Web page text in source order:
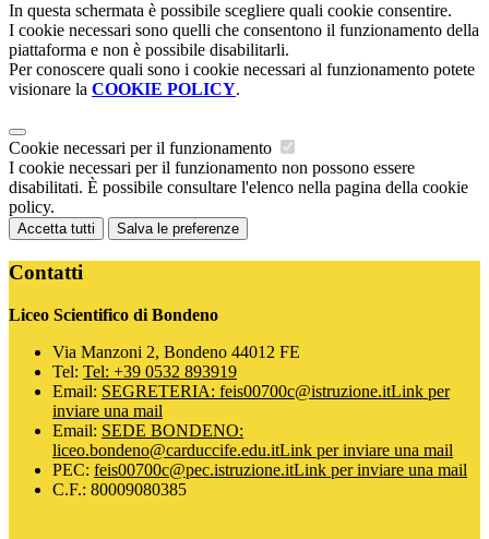
In questa schermata è possibile scegliere quali cookie consentire.
I cookie necessari sono quelli che consentono il funzionamento della
piattaforma e non è possibile disabilitarli.
Per conoscere quali sono i cookie necessari al funzionamento potete
visionare la COOKIE POLICY.
Cookie necessari per il funzionamento
I cookie necessari per il funzionamento non possono essere
disabilitati. È possibile consultare l'elenco nella pagina della cookie
policy.
Accetta tutti Salva le preferenze
Contatti
Liceo Scientifico di Bondeno
Via Manzoni 2, Bondeno 44012 FE
Tel: Tel: +39 0532 893919
Email: SEGRETERIA: feis00700c@istruzione.itLink per
inviare una mail
Email: SEDE BONDENO:
liceo.bondeno@carduccife.edu.itLink per inviare una mail
PEC: feis00700c@pec.istruzione.itLink per inviare una mail
C.F.: 80009080385